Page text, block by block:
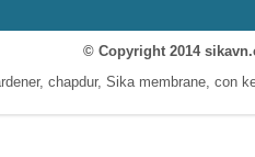
© Copyright 2014
chapdur, Sika membrane, con